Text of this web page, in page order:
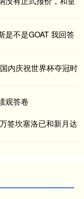
是不是GOAT 我回答
内庆祝世界杯夺冠时
观答卷
签坎塞洛已和新月达